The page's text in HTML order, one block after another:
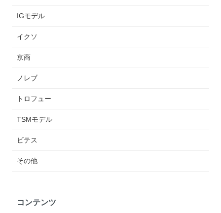
IGモデル
イクソ
京商
ノレブ
トロフュー
TSMモデル
ビテス
その他
コンテンツ